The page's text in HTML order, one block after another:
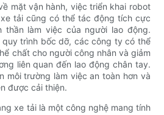
mặt vận hành, việc triển khai robot
tải cũng có thể tác động tích cực
làm việc của người lao động.
trình bốc dỡ, các công ty có thể
chất cho người công nhân và giảm
liên quan đến lao động chân tay.
môi trường làm việc an toàn hơn và
được cải thiện.
xe tải là một công nghệ mang tính